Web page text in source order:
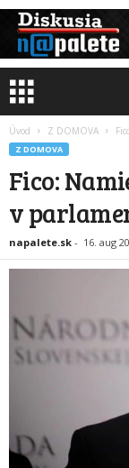
Úvod Z DOMOVA
Z DOMOVA
Fico:
v
napalete.sk - 16. aug